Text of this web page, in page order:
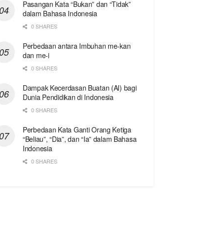
Pasangan Kata “Bukan” dan “Tidak”
dalam Bahasa Indonesia
0 SHARES
Perbedaan antara Imbuhan me-kan
dan me-i
0 SHARES
Dampak Kecerdasan Buatan (AI) bagi
Dunia Pendidikan di Indonesia
0 SHARES
Perbedaan Kata Ganti Orang Ketiga
“Beliau”, “Dia”, dan “Ia” dalam Bahasa
Indonesia
0 SHARES